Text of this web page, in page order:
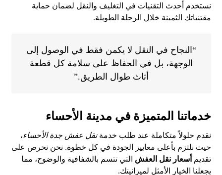
نستخدم أحدث التقنيات في التغليف والنقل لضمان حماية
مقتنياتك الثمينة خلال الرحلة الطويلة.
“النجاح في النقل لا يكمن فقط في الوصول إلى
الوجهة، بل في الحفاظ على سلامة كل قطعة
أثاث طوال الطريق.”
خدماتنا المتميزة في مدينة الأحساء
نقدم حلولاً متكاملة عند طلب خدمةنقل عفش جدة الأحساء،
حيث نلتزم بأعلى معايير الجودة في كل خطوة. نحن نحرص على
تقديم أسعار نقل العفش التي تتسم بالشفافية والوضوح، مما
يجعلنا الخيار الأمثل لميزانيتك.